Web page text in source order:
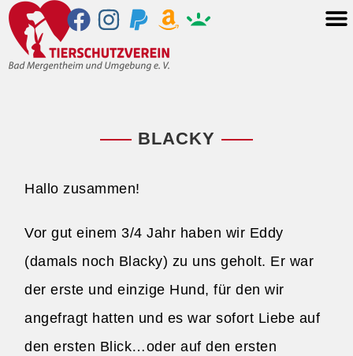
BLACKY
Hallo zusammen!
Vor gut einem 3/4 Jahr haben wir Eddy
(damals noch Blacky) zu uns geholt. Er war
der erste und einzige Hund, für den wir
angefragt hatten und es war sofort Liebe auf
den ersten Blick…oder auf den ersten